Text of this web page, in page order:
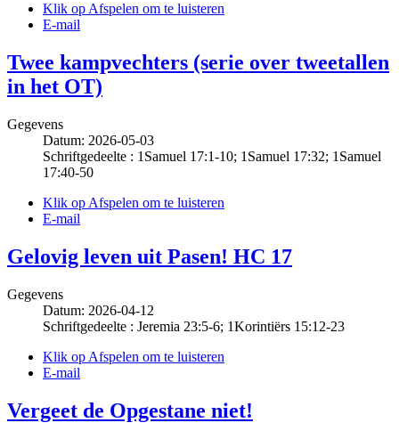
Klik op Afspelen om te luisteren
E-mail
Twee kampvechters (serie over tweetallen
in het OT)
Gegevens
Datum: 2026-05-03
Schriftgedeelte : 1Samuel 17:1-10; 1Samuel 17:32; 1Samuel
17:40-50
Klik op Afspelen om te luisteren
E-mail
Gelovig leven uit Pasen! HC 17
Gegevens
Datum: 2026-04-12
Schriftgedeelte : Jeremia 23:5-6; 1Korintiërs 15:12-23
Klik op Afspelen om te luisteren
E-mail
Vergeet de Opgestane niet!